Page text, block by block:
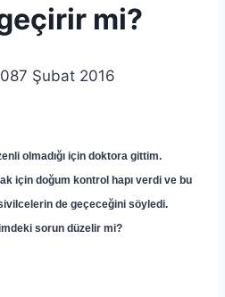
mi?
7 Şubat 2016
olmadığı için doktora gittim.
için doğum kontrol hapı verdi ve bu
de geçeceğini söyledi.
sorun düzelir mi?